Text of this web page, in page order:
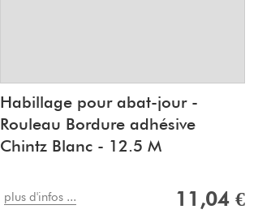
Habillage pour abat-jour -
Rouleau Bordure adhésive
Chintz Blanc - 12.5 M
plus d'infos ... 11,04 €